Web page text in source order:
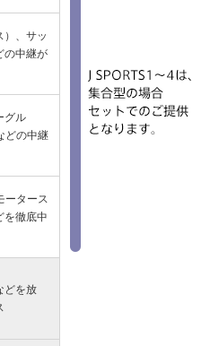
）、サッ
の中継が
グル
どの中継
ータース
を徹底中
どを放